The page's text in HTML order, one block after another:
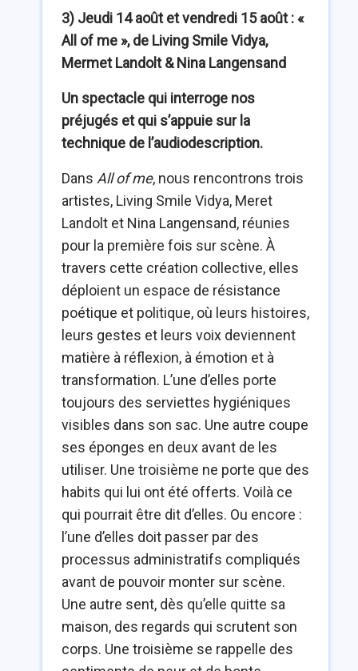
3) Jeudi 14 août et vendredi 15 août : «
All of me », de Living Smile Vidya,
Mermet Landolt & Nina Langensand
Un spectacle qui interroge nos
préjugés et qui s’appuie sur la
technique de l’audiodescription.
Dans All of me, nous rencontrons trois
artistes, Living Smile Vidya, Meret
Landolt et Nina Langensand, réunies
pour la première fois sur scène. À
travers cette création collective, elles
déploient un espace de résistance
poétique et politique, où leurs histoires,
leurs gestes et leurs voix deviennent
matière à réflexion, à émotion et à
transformation. L’une d’elles porte
toujours des serviettes hygiéniques
visibles dans son sac. Une autre coupe
ses éponges en deux avant de les
utiliser. Une troisième ne porte que des
habits qui lui ont été offerts. Voilà ce
qui pourrait être dit d’elles. Ou encore :
l’une d’elles doit passer par des
processus administratifs compliqués
avant de pouvoir monter sur scène.
Une autre sent, dès qu’elle quitte sa
maison, des regards qui scrutent son
corps. Une troisième se rappelle des